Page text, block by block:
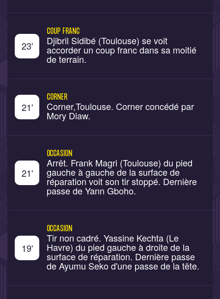
23'
COUP FRANC
Djibril Sidibé (Toulouse) se voit
accorder un coup franc dans sa moitié
de terrain.
21'
CORNER
Corner,Toulouse. Corner concédé par
Mory Diaw.
21'
OCCASION
Arrêt. Frank Magri (Toulouse) du pied
gauche à gauche de la surface de
réparation voit son tir stoppé. Dernière
passe de Yann Gboho.
19'
OCCASION
Tir non cadré. Yassine Kechta (Le
Havre) du pied gauche à droite de la
surface de réparation. Dernière passe
de Ayumu Seko d'une passe de la tête.